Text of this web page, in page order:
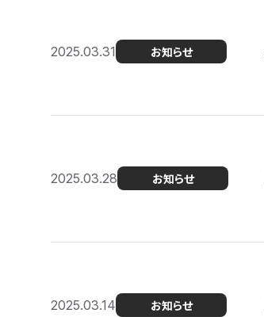
2025.03.31 お知らせ
2025.03.28 お知らせ
2025.03.14 お知らせ